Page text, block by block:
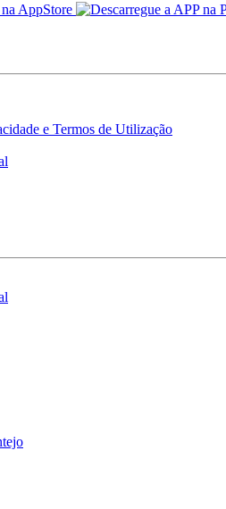
e Termos de Utilização